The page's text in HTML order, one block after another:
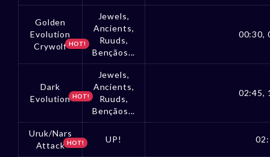
Golden
Evolution
Crywolf HOT!
Jewels,
Ancients,
Ruuds,
Bençãos...
00:30,
Dark
Evolution HOT!
Jewels,
Ancients,
Ruuds,
Bençãos...
02:45,
Uruk/Nars
Attack HOT! UP!